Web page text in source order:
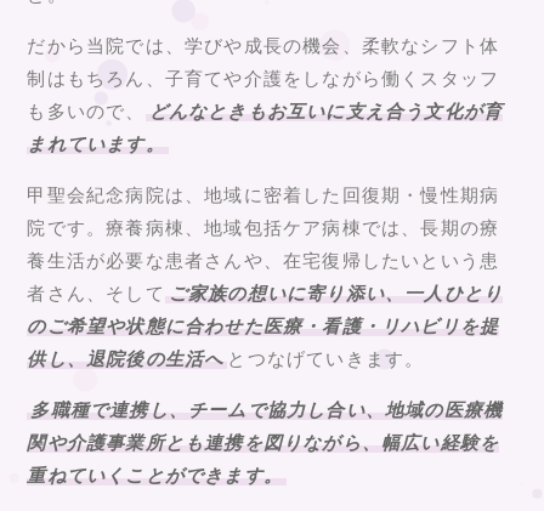
だから当院では、学びや成長の機会、柔軟なシフト体
制はもちろん、子育てや介護をしながら働くスタッフ
も多いので、
どんなときもお互いに支え合う文化が育
まれています。
甲聖会紀念病院は、地域に密着した回復期・慢性期病
院です。療養病棟、地域包括ケア病棟では、長期の療
養生活が必要な患者さんや、在宅復帰したいという患
者さん、そして ご家族の想いに寄り添い、一人ひとり
のご希望や状態に合わせた医療・看護・リハビリを提
供し、退院後の生活へ とつなげていきます。
多職種で連携し、チームで協力し合い、地域の医療機
関や介護事業所とも連携を図りながら、幅広い経験を
重ねていくことができます。